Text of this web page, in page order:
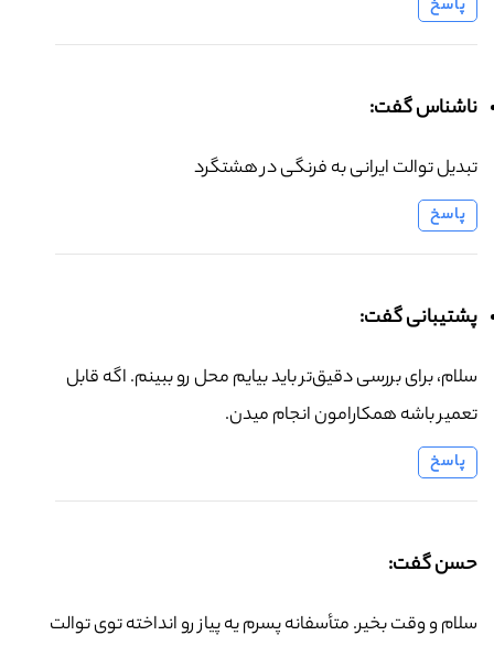
پاسخ
ناشناس گفت:
تبدیل توالت ایرانی به فرنگی در هشتگرد
پاسخ
پشتیبانی گفت:
سلام، برای بررسی دقیق‌تر باید بیایم محل رو ببینم. اگه قابل
تعمیر باشه همکارامون انجام میدن.
پاسخ
حسن گفت:
سلام و وقت بخیر. متأسفانه پسرم یه پیاز رو انداخته توی توالت